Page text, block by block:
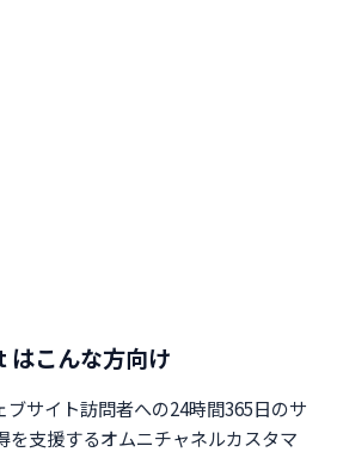
はこんな方向け
ブサイト訪問者への24時間365日のサ
を支援するオムニチャネルカスタマ